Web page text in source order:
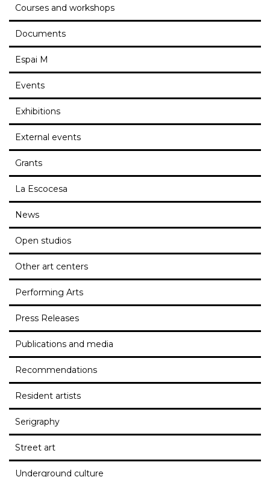
Courses and workshops
Documents
Espai M
Events
Exhibitions
External events
Grants
La Escocesa
News
Open studios
Other art centers
Performing Arts
Press Releases
Publications and media
Recommendations
Resident artists
Serigraphy
Street art
Underground culture